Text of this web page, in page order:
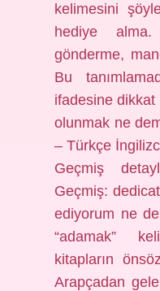
kelimesini
hediye
gönderme,
Bu
ifadesine
olunmak ne
– Türkçe
Geçmiş
Geçmiş:
ediyorum ne
“adamak”
kitapların
Arapçadan